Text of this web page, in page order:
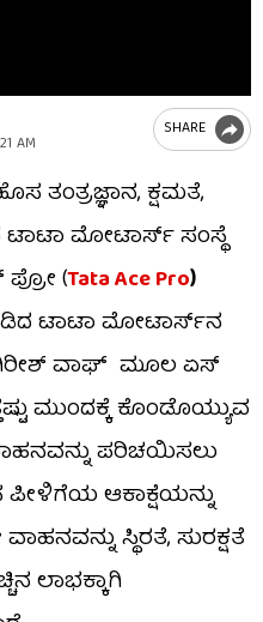
AM
SHARE
ತಂತ್ರಜ್ಞಾನ, ಕ್ಷಮತೆ,
ಟಾಟಾ ಮೋಟಾರ್ಸ್ ಸಂಸ್ಥೆ
ಪ್ರೋ (Tata Ace Pro)
ಟಾಟಾ ಮೋಟಾರ್ಸ್‌ನ
ವಾಘ್‌ ಮೂಲ ಏಸ್‌
ಮುಂದಕ್ಕೆ ಕೊಂಡೊಯ್ಯುವ
ಪರಿಚಯಿಸಲು
ಆಕಾಕ್ಷೆಯನ್ನು
ಸ್ಥಿರತೆ, ಸುರಕ್ಷತೆ
ಲಾಭಕ್ಕಾಗಿ